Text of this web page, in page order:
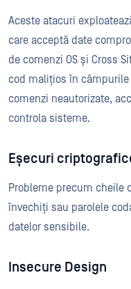
Aceste atacuri
care acceptă date
de comenzi OS și Cross
cod malițios în
comenzi neautorizate,
controla sisteme.
Eșecuri
Probleme precum cheile
învechiți sau parolele
datelor sensibile.
Insecure Design